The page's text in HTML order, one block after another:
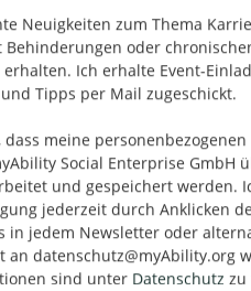
Neuigkeiten zum Thema
Behinderungen oder
erhalten. Ich erhalte Event-
Tipps per Mail zugeschickt.
meine personenbezogenen
Social Enterprise GmbH
und gespeichert werden.
jederzeit durch Anklicken
in jedem Newsletter oder
an datenschutz@myAbility.org
sind unter Datenschutz zu
für Menschen mit
Job in nur wenigen
z.B.: Jobs Tourismus, Gastro
in Vollzeit
und nutze die Umkreis-
Branchen?